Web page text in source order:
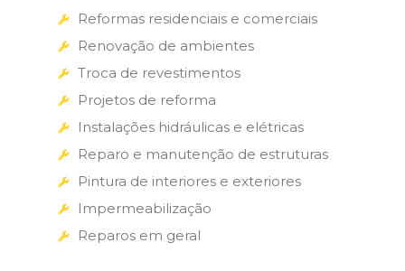
Reformas residenciais e comerciais
Renovação de ambientes
Troca de revestimentos
Projetos de reforma
Instalações hidráulicas e elétricas
Reparo e manutenção de estruturas
Pintura de interiores e exteriores
Impermeabilização
Reparos em geral